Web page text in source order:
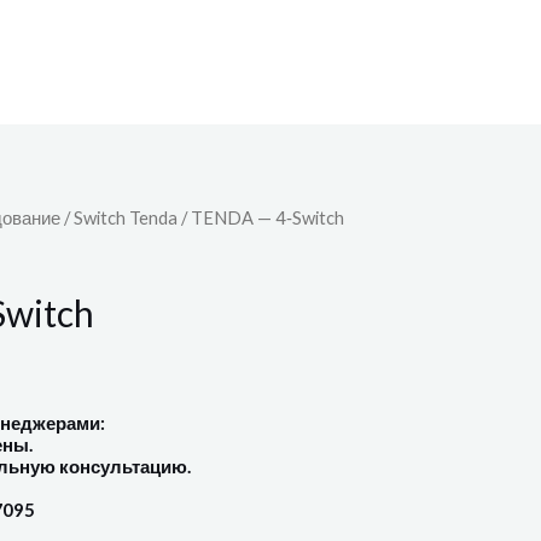
/Switch Tenda / TENDA — 4‐Switch
консультацию.